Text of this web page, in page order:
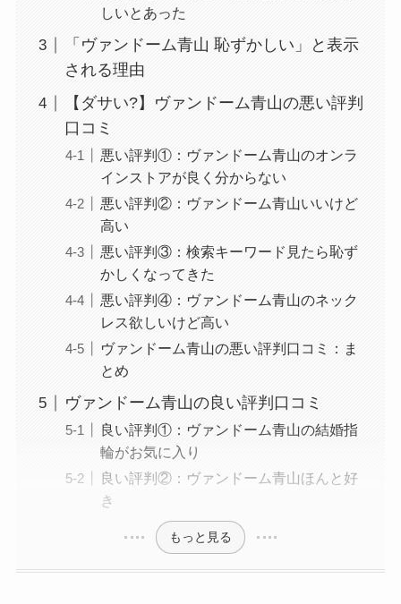
しいとあった
「ヴァンドーム青山 恥ずかしい」と表示
される理由
【ダサい?】ヴァンドーム青山の悪い評判
口コミ
悪い評判①：ヴァンドーム青山のオンラ
インストアが良く分からない
悪い評判②：ヴァンドーム青山いいけど
高い
悪い評判③：検索キーワード見たら恥ず
かしくなってきた
悪い評判④：ヴァンドーム青山のネック
レス欲しいけど高い
ヴァンドーム青山の悪い評判口コミ：ま
とめ
ヴァンドーム青山の良い評判口コミ
良い評判①：ヴァンドーム青山の結婚指
輪がお気に入り
良い評判②：ヴァンドーム青山ほんと好
き
もっと見る